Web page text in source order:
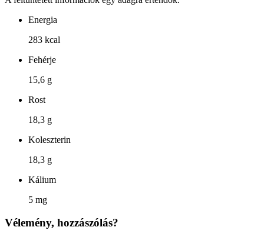
Energia
283 kcal
Fehérje
15,6 g
Rost
18,3 g
Koleszterin
18,3 g
Kálium
5 mg
Vélemény, hozzászólás?